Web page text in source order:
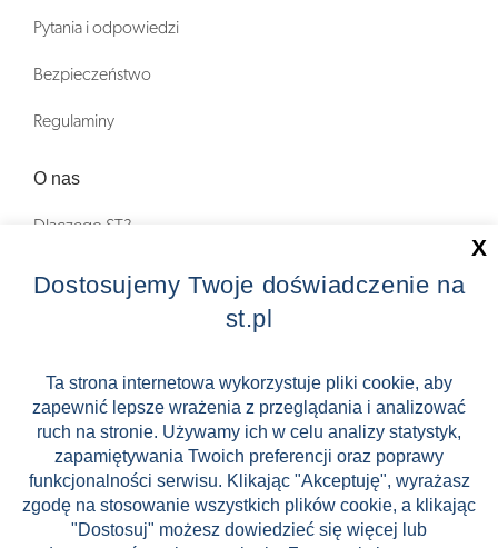
Pytania i odpowiedzi
Bezpieczeństwo
Regulaminy
O nas
Dlaczego ST?
Zostań Pilotem wycieczek!
Zniżki
FAQ
ST INCENTIVE
Dostosujemy Twoje doświadczenie na
st.pl
Ta strona internetowa wykorzystuje pliki cookie, aby
zapewnić lepsze wrażenia z przeglądania i analizować
ruch na stronie. Używamy ich w celu analizy statystyk,
zapamiętywania Twoich preferencji oraz poprawy
funkcjonalności serwisu. Klikając "Akceptuję", wyrażasz
zgodę na stosowanie wszystkich plików cookie, a klikając
"Dostosuj" możesz dowiedzieć się więcej lub
X